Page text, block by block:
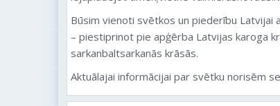
Būsim vienoti svētkos un piederību Latvijai
– piestiprinot pie apģērba Latvijas karoga
sarkanbaltsarkanās krāsās.
Aktuālajai informācijai par svētku norisēm